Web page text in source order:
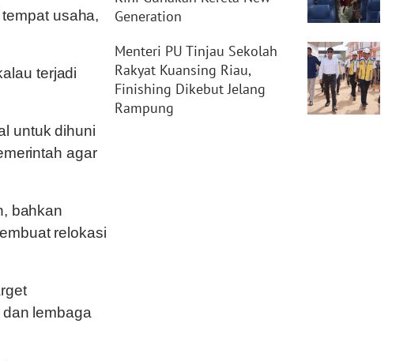
usaha,
terjadi
untuk dihuni
agar
bahkan
relokasi
lembaga
Generation
Menteri PU Tinjau Sekolah
Rakyat Kuansing Riau,
Finishing Dikebut Jelang
Rampung